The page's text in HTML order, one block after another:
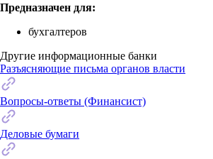
Предназначен для:
бухгалтеров
Другие информационные банки
Разъясняющие письма органов власти
Вопросы-ответы (Финансист)
Деловые бумаги